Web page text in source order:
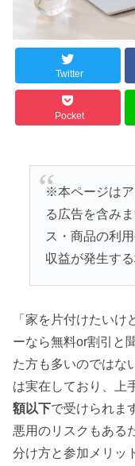
Twitter
Pocket
※本ページはア
る広告を含み
ス・商品の利
収益が発生す
「家を片付けたい
ーなら無料or割引と
た方も多いのではな
は実在しており、上
額以下で受けられま
悪用のリスクもある
分け方と参加メリッ